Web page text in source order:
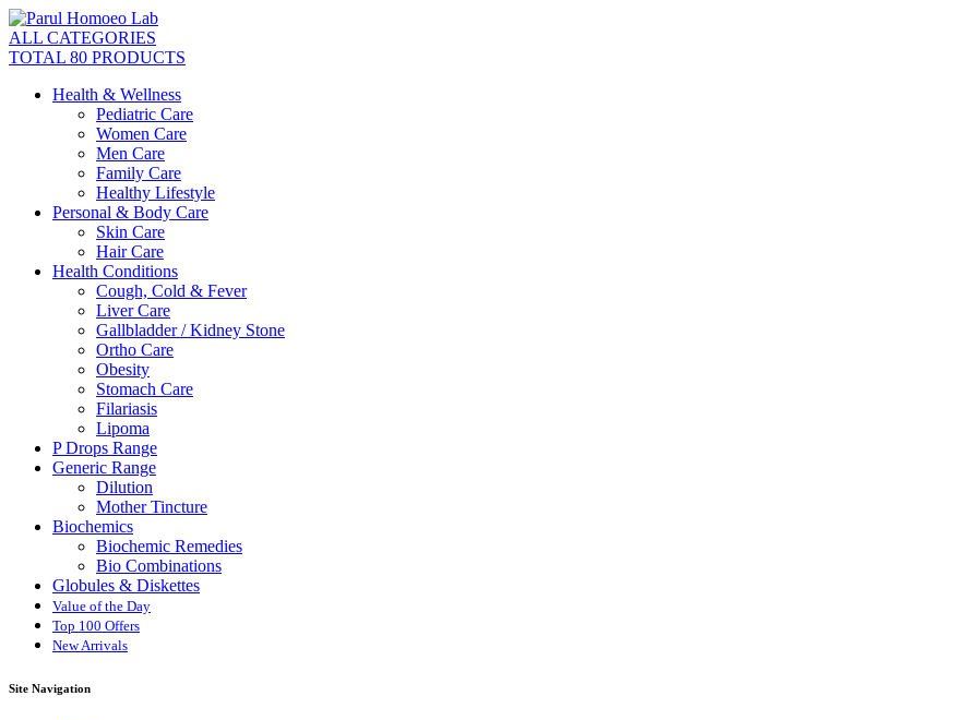
ALL CATEGORIES
TOTAL 80 PRODUCTS
Health & Wellness
Pediatric Care
Women Care
Men Care
Family Care
Healthy Lifestyle
Personal & Body Care
Skin Care
Hair Care
Health Conditions
Cough, Cold & Fever
Liver Care
Gallbladder / Kidney Stone
Ortho Care
Obesity
Stomach Care
Filariasis
Lipoma
P Drops Range
Generic Range
Dilution
Mother Tincture
Biochemics
Biochemic Remedies
Bio Combinations
Globules & Diskettes
Value of the Day
Top 100 Offers
New Arrivals
Site Navigation